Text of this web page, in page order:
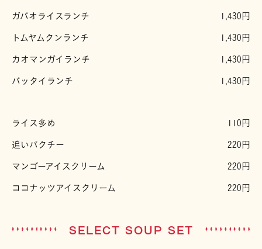
ガパオライスランチ 1,430円
トムヤムクンランチ 1,430円
カオマンガイランチ 1,430円
パッタイランチ 1,430円
ライス多め 110円
追いパクチー 220円
マンゴーアイスクリーム 220円
ココナッツアイスクリーム 220円
SELECT SOUP SET